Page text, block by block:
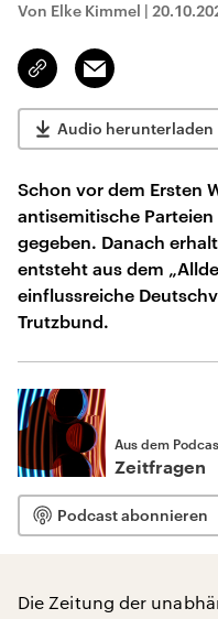
Von Elke Kimmel |
Link
kopieren/teilen
Email
Audio herunterladen
Schon vor dem Ersten
antisemitische
gegeben. Danach
entsteht aus dem
einflussreiche
Trutzbund.
Aus dem
Zeitfragen
Podcast abonnieren
Die Zeitung der